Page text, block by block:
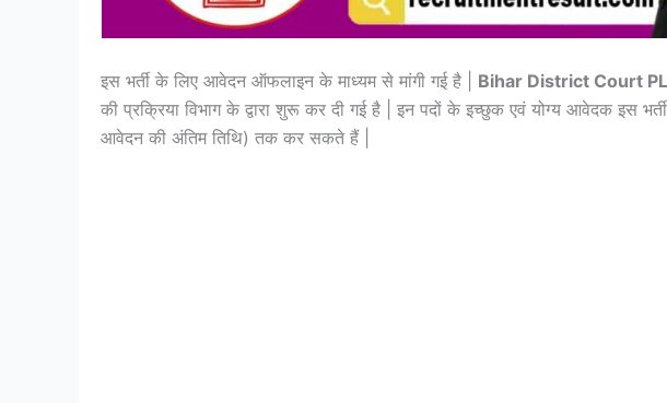
इस भर्ती के लिए आवेदन ऑफलाइन के माध्यम से मांगी गई है | Bihar District Court
की प्रक्रिया विभाग के द्वारा शुरू कर दी गई है | इन पदों के इच्छुक एवं योग्य आवेदक इस
आवेदन की अंतिम तिथि) तक कर सकते हैं |